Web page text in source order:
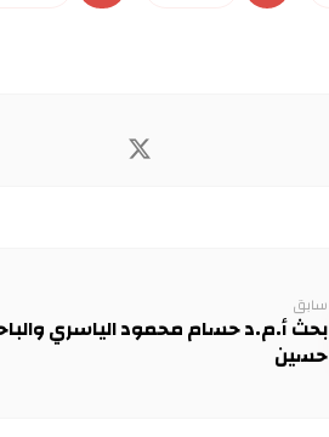
سابق
بحث أ.م.د حسام محمود الياسري
حسين